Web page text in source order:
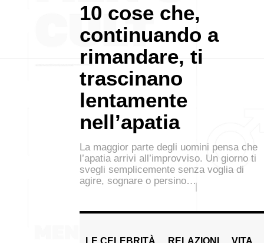
10 cose che,
continuando a
rimandare, ti
trascinano
lentamente
nell’apatia
La maggior parte degli uomini pensa che
l’apatia arrivi all’improvviso. Un giorno ti
svegli semplicemente senza voglia di
agire, sognare o persino…
LE CELEBRITÀ RELAZIONI
VITA